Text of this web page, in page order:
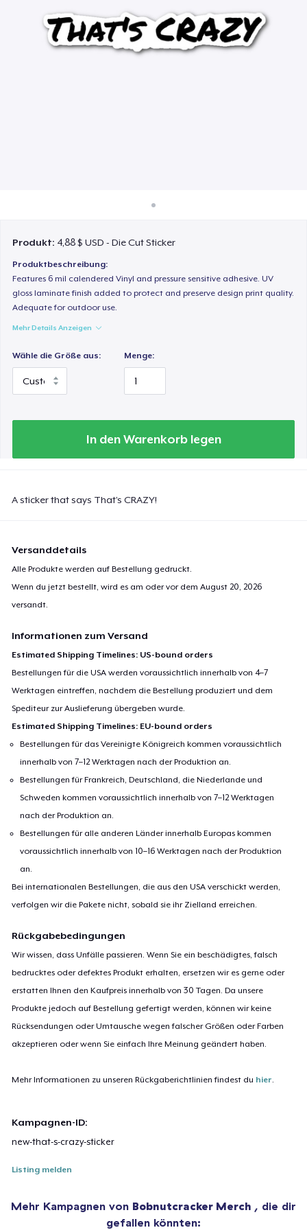
Überall verkaufen
Produkt: 4,88 $ USD - Die Cut Sticker
Produktbeschreibung:
Features 6 mil calendered Vinyl and pressure sensitive adhesive. UV
gloss laminate finish added to protect and preserve design print quality.
Adequate for outdoor use.
Mehr Details Anzeigen
Wähle die Größe aus: Menge:
In den Warenkorb legen
A sticker that says That’s CRAZY!
Versanddetails
Alle Produkte werden auf Bestellung gedruckt.
Wenn du jetzt bestellt, wird es am oder vor demAugust 20, 2026
versandt.
Informationen zum Versand
Estimated Shipping Timelines: US-bound orders
Bestellungen für die USA werden voraussichtlich innerhalb von 4–7
Werktagen eintreffen, nachdem die Bestellung produziert und dem
Spediteur zur Auslieferung übergeben wurde.
Estimated Shipping Timelines: EU-bound orders
Bestellungen für das Vereinigte Königreich kommen voraussichtlich
innerhalb von 7–12 Werktagen nach der Produktion an.
Bestellungen für Frankreich, Deutschland, die Niederlande und
Schweden kommen voraussichtlich innerhalb von 7–12 Werktagen
nach der Produktion an.
Bestellungen für alle anderen Länder innerhalb Europas kommen
voraussichtlich innerhalb von 10–16 Werktagen nach der Produktion
an.
Bei internationalen Bestellungen, die aus den USA verschickt werden,
verfolgen wir die Pakete nicht, sobald sie ihr Zielland erreichen.
Rückgabebedingungen
Wir wissen, dass Unfälle passieren. Wenn Sie ein beschädigtes, falsch
bedrucktes oder defektes Produkt erhalten, ersetzen wir es gerne oder
erstatten Ihnen den Kaufpreis innerhalb von 30 Tagen. Da unsere
Produkte jedoch auf Bestellung gefertigt werden, können wir keine
Rücksendungen oder Umtausche wegen falscher Größen oder Farben
akzeptieren oder wenn Sie einfach Ihre Meinung geändert haben.
Mehr Informationen zu unseren Rückgaberichtlinien findest du hier
Kampagnen-ID:
new-that-s-crazy-sticker
Listing melden
Mehr Kampagnen von Bobnutcracker Merch , die dir
gefallen könnten: